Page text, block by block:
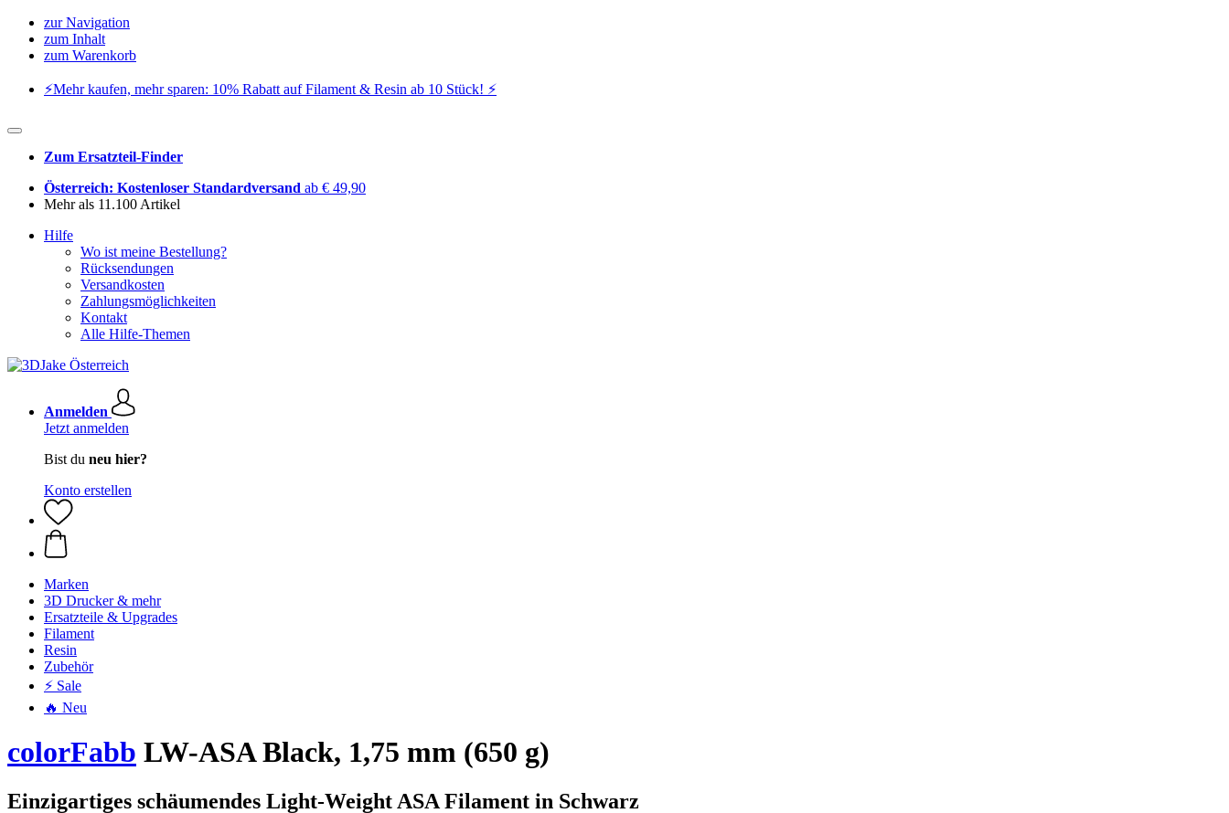
zur Navigation
zum Inhalt
zum Warenkorb
⚡️Mehr kaufen, mehr sparen: 10% Rabatt auf Filament & Resin ab 10 Stück! ⚡️
Zum Ersatzteil-Finder
Österreich: Kostenloser Standardversand ab € 49,90
Mehr als 11.100 Artikel
Hilfe
Wo ist meine Bestellung?
Rücksendungen
Versandkosten
Zahlungsmöglichkeiten
Kontakt
Alle Hilfe-Themen
Anmelden
Jetzt anmelden
Bist du neu hier?
Konto erstellen
Marken
3D Drucker & mehr
Ersatzteile & Upgrades
Filament
Resin
Zubehör
⚡ Sale
🔥 Neu
colorFabb LW-ASA Black, 1,75 mm (650 g)
Einzigartiges schäumendes Light-Weight ASA Filament in Schwarz